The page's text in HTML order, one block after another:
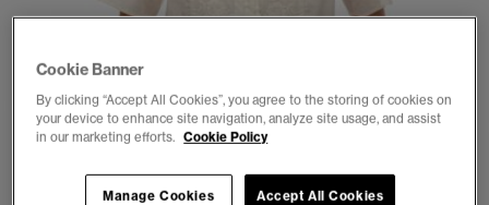
Cookie Banner
By clicking “Accept All Cookies”, you agree to the storing of cookies on
your device to enhance site navigation, analyze site usage, and assist
in our marketing efforts. Cookie Policy
Accept All Cookies
Manage Cookies